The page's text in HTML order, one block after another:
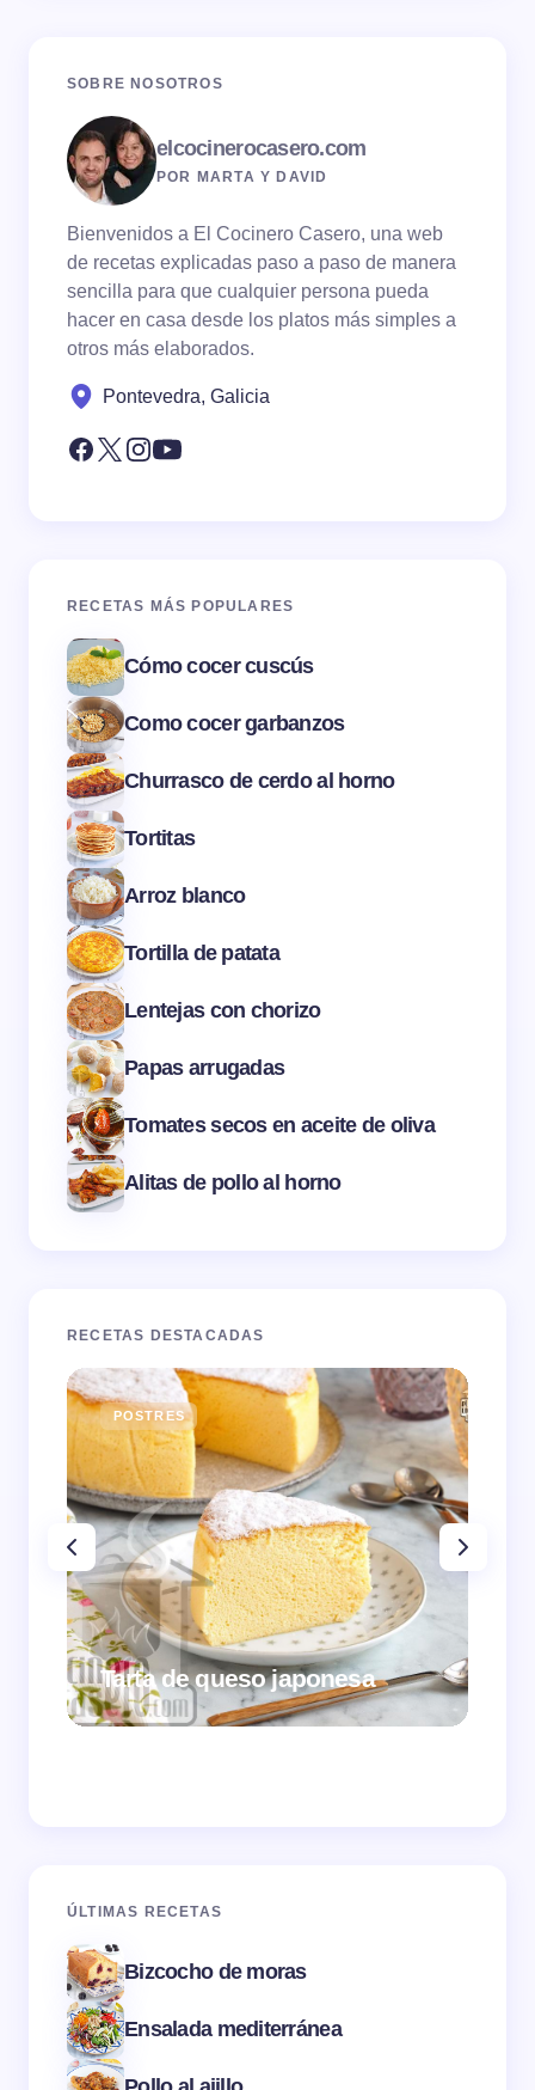
SOBRE NOSOTROS
elcocinerocasero.com
POR MARTA Y DAVID
Bienvenidos a El Cocinero Casero, una web
de recetas explicadas paso a paso de manera
sencilla para que cualquier persona pueda
hacer en casa desde los platos más simples a
otros más elaborados.
Pontevedra, Galicia
RECETAS MÁS POPULARES
Cómo cocer cuscús
Como cocer garbanzos
Churrasco de cerdo al horno
Tortitas
Arroz blanco
Tortilla de patata
Lentejas con chorizo
Papas arrugadas
Tomates secos en aceite de oliva
Alitas de pollo al horno
RECETAS DESTACADAS
POSTRES
Tarta de queso japonesa
ÚLTIMAS RECETAS
Bizcocho de moras
Ensalada mediterránea